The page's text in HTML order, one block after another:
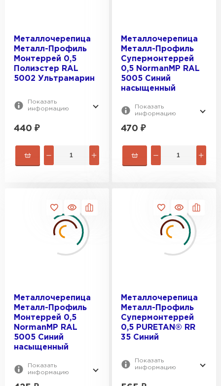
Металлочерепица
Металл-Профиль
Монтеррей 0,5
Полиэстер RAL
5002 Ультрамарин
Показать
информацию
440 ₽
Металлочерепица
Металл-Профиль
Супермонтеррей
0,5 NormanMP RAL
5005 Синий
насыщенный
Показать
информацию
470 ₽
Металлочерепица
Металл-Профиль
Монтеррей 0,5
NormanMP RAL
5005 Синий
насыщенный
Показать
информацию
Металлочерепица
Металл-Профиль
Супермонтеррей
0,5 PURETAN® RR
35 Синий
Показать
информацию
Рулонная кровля
ПЕРЕЙТИ